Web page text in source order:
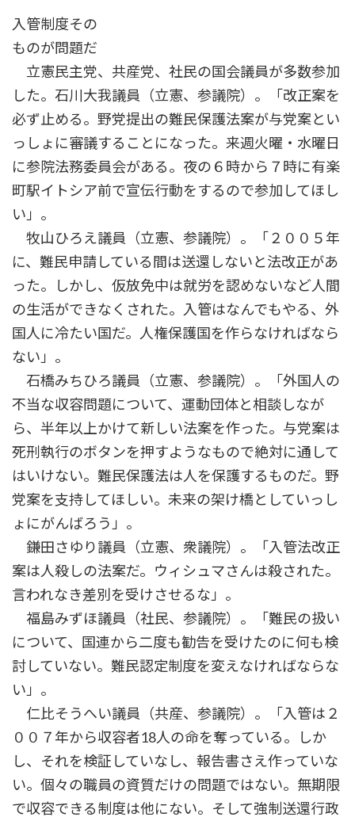
入管制度その
ものが問題だ
立憲民主党、共産党、社民の国会議員が多数参加
した。石川大我議員（立憲、参議院）。「改正案を
必ず止める。野党提出の難民保護法案が与党案とい
っしょに審議することになった。来週火曜・水曜日
に参院法務委員会がある。夜の６時から７時に有楽
町駅イトシア前で宣伝行動をするので参加してほし
い」。
牧山ひろえ議員（立憲、参議院）。「２００５年
に、難民申請している間は送還しないと法改正があ
った。しかし、仮放免中は就労を認めないなど人間
の生活ができなくされた。入管はなんでもやる、外
国人に冷たい国だ。人権保護国を作らなければなら
ない」。
石橋みちひろ議員（立憲、参議院）。「外国人の
不当な収容問題について、運動団体と相談しなが
ら、半年以上かけて新しい法案を作った。与党案は
死刑執行のボタンを押すようなもので絶対に通して
はいけない。難民保護法は人を保護するものだ。野
党案を支持してほしい。未来の架け橋としていっし
ょにがんばろう」。
鎌田さゆり議員（立憲、衆議院）。「入管法改正
案は人殺しの法案だ。ウィシュマさんは殺された。
言われなき差別を受けさせるな」。
福島みずほ議員（社民、参議院）。「難民の扱い
について、国連から二度も勧告を受けたのに何も検
討していない。難民認定制度を変えなければならな
い」。
仁比そうへい議員（共産、参議院）。「入管は２
００７年から収容者18人の命を奪っている。しか
し、それを検証していなし、報告書さえ作っていな
い。個々の職員の資質だけの問題ではない。無期限
で収容できる制度は他にない。そして強制送還行政